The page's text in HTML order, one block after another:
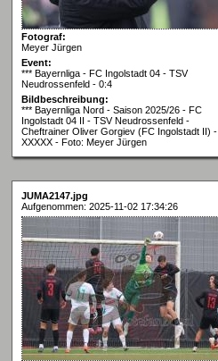
Fotograf:
Meyer Jürgen
Event:
*** Bayernliga - FC Ingolstadt 04 - TSV
Neudrossenfeld - 0:4
Bildbeschreibung:
*** Bayernliga Nord - Saison 2025/26 - FC
Ingolstadt 04 II - TSV Neudrossenfeld -
Cheftrainer Oliver Gorgiev (FC Ingolstadt II) -
XXXXX - Foto: Meyer Jürgen
JUMA2147.jpg
Aufgenommen: 2025-11-02 17:34:26